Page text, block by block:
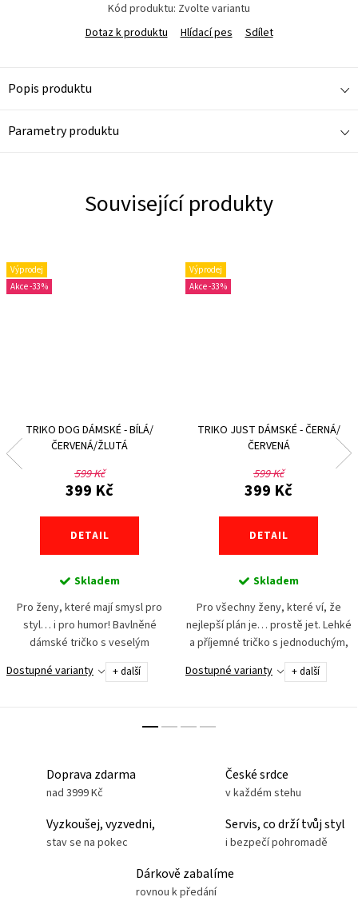
Kód produktu: Zvolte variantu
Dotaz k produktu
Hlídací pes Sdílet
Popis produktu
Parametry produktu
Související produkty
Výprodej
-33 %
TRIKO DOG DÁMSKÉ - BÍLÁ/
ČERVENÁ/ŽLUTÁ
599 Kč
399 Kč
DETAIL
Skladem
Pro ženy, které mají smysl pro
styl… i pro humor! Bavlněné
dámské tričko s veselým
pejskem, který si říká o
pozornost. Hebké na dotek díky
Dostupné varianty + další
Výprodej
-33 %
TRIKO JUST DÁMSKÉ - ČERNÁ/
ČERVENÁ
599 Kč
399 Kč
DETAIL
Skladem
Pro všechny ženy, které ví, že
nejlepší plán je… prostě jet. Lehké
a příjemné tričko s jednoduchým,
ale výstižným nápisem Just Ride.
Protože někdy není potřeba nic
Dostupné varianty + další
Doprava zdarma
nad 3999 Kč
České srdce
v každém stehu
Vyzkoušej, vyzvedni,
stav se na pokec
Servis, co drží tvůj styl
i bezpečí pohromadě
Dárkově zabalíme
rovnou k předání